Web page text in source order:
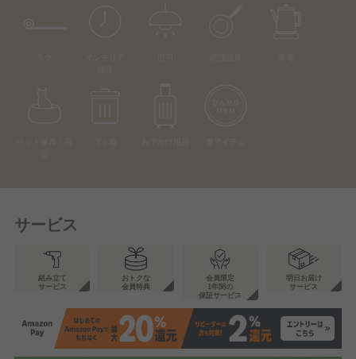
サービス
組み立て
サービス
おトクな
会員特典
会員限定
1年間の
保証サービス
明日お届け
サービス